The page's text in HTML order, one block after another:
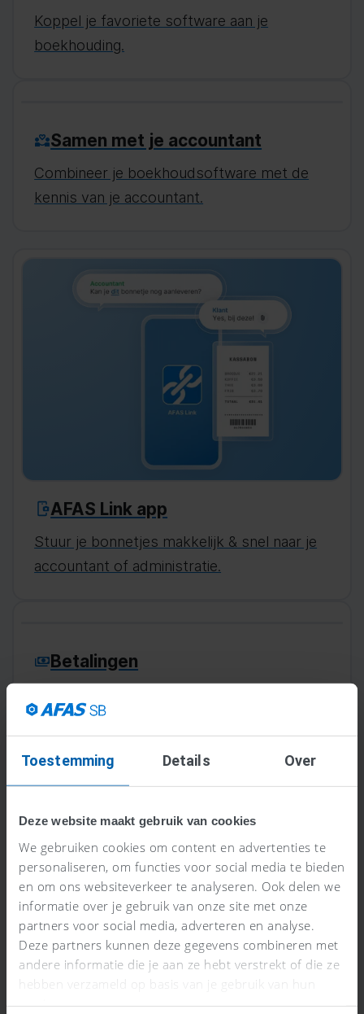
Toestemming Details Over
Deze website maakt gebruik van cookies
We gebruiken cookies om content en advertenties te
personaliseren, om functies voor social media te bieden
en om ons websiteverkeer te analyseren. Ook delen we
informatie over je gebruik van onze site met onze
partners voor social media, adverteren en analyse.
Deze partners kunnen deze gegevens combineren met
andere informatie die je aan ze hebt verstrekt of die ze
hebben verzameld op basis van je gebruik van hun
services.
Koppel je favoriete software aan je
boekhouding.
Samen met je accountant
Combineer je boekhoudsoftware met de
kennis van je accountant.
AFAS Link app
Stuur je bonnetjes makkelijk & snel naar je
accountant of administratie.
Betalingen
van al je betalingen.
Factuur maken
Een nieuwe factuur maken? Zo gebeurd
met AFAS SB!
Offertes